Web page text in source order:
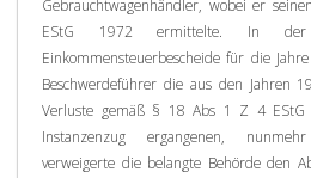
Gebrauchtwagenhändler, wobei er
EStG 1972 ermittelte. In
Einkommensteuerbescheide für die
Beschwerdeführer die aus den Jahren
Verluste gemäß § 18 Abs 1 Z 4
Instanzenzug ergangenen,
verweigerte die belangte Behörde den